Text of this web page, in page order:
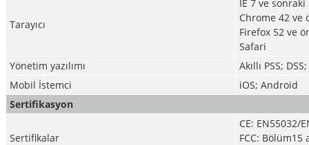
Tarayıcı
IE 7 ve
Chrome 42 ve
Firefox 52 ve
Safari
Yönetim yazılımı
Akıllı PSS;
Mobil İstemci
iOS; Android
Sertifikasyon
Sertifikalar
CE: EN55032/
FCC: Bölüm15